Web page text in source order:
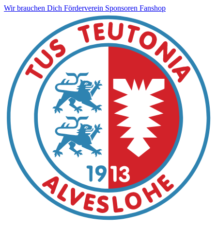
Wir brauchen Dich Förderverein Sponsoren Fanshop